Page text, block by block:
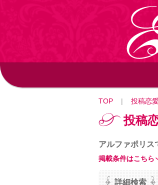
TOP | 投稿恋
投稿
アルファポリス
掲載条件はこちら
詳細検索